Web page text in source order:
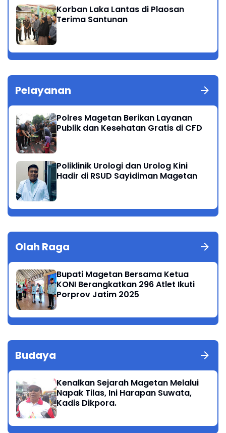
Korban Laka Lantas di Plaosan
Terima Santunan
Pelayanan
Polres Magetan Berikan Layanan
Publik dan Kesehatan Gratis di CFD
Poliklinik Urologi dan Urolog Kini
Hadir di RSUD Sayidiman Magetan
Olah Raga
Bupati Magetan Bersama Ketua
KONI Berangkatkan 296 Atlet Ikuti
Porprov Jatim 2025
Budaya
Kenalkan Sejarah Magetan Melalui
Napak Tilas, Ini Harapan Suwata,
Kadis Dikpora.